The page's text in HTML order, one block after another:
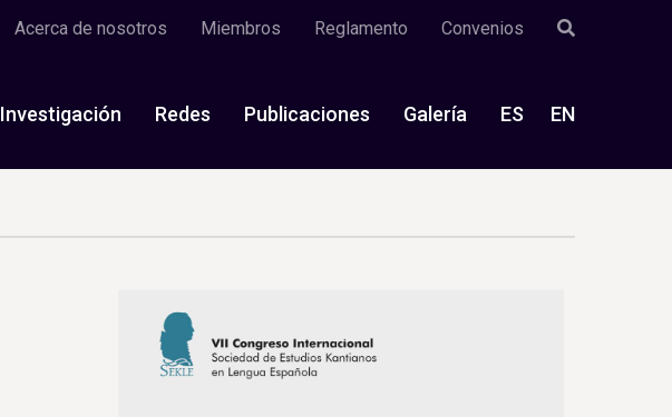
Acerca de nosotros Miembros Reglamento Convenios
Investigación Redes Publicaciones Galería ES EN